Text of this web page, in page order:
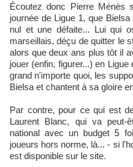
Écoutez donc Pierre Ménès
journée de Ligue 1, que
nul et une défaite... Lui qui
marseillais, déçu de quitter le
alors que deux ans plus tôt il
jouer (enfin, figurer...) en
grand n'importe quoi, les
Bielsa et chantent à sa gloire
Par contre, pour ce qui est
Laurent Blanc, qui va peut-
national avec un budget 5
joueurs hors norme, là... - si
est disponible sur le site.